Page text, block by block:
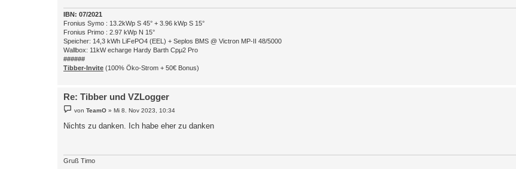
IBN: 07/2021
Fronius Symo : 13.2kWp S 45° + 3.96 kWp S 15°
Fronius Primo : 2.97 kWp N 15°
Speicher: 14,3 kWh LiFePO4 (EEL) + Seplos BMS @ Victron MP-II 48/5000
Wallbox: 11kW echarge Hardy Barth Cpμ2 Pro
######
Tibber-Invite (100% Öko-Strom + 50€ Bonus)
Re: Tibber und VZLogger
e
t
vonTeamO »Mi 8. Nov 2023, 10:34
Nichts zu danken. Ich habe eher zu danken
Gruß Timo